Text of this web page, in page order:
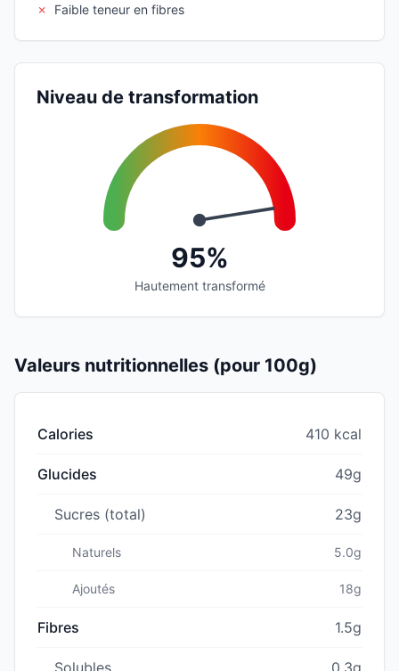
✗
Faible teneur en fibres
Niveau de transformation
95%
Hautement transformé
Valeurs nutritionnelles (pour 100g)
Calories 410 kcal
Glucides 49g
Sucres (total) 23g
Naturels 5.0g
Ajoutés 18g
Fibres 1.5g
Solubles 0.3g